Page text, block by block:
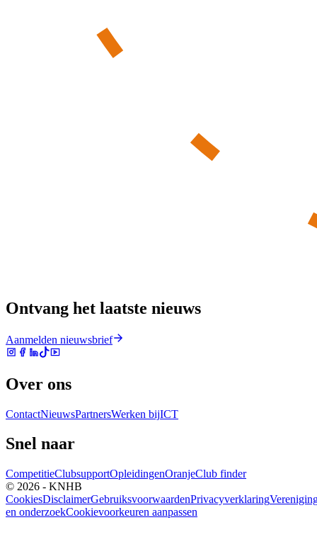
Ontvang het laatste nieuws
Aanmelden nieuwsbrief
Over ons
ContactNieuwsPartnersWerken bijICT
Snel naar
CompetitieClubsupportOpleidingenOranjeClub finder
© 2026 - KNHB
CookiesDisclaimerGebruiksvoorwaardenPrivacyverklaring
en onderzoekCookievoorkeuren aanpassen